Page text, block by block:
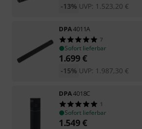
UVP: 1.523,20 €
-13%
DPA4011A
7
Sofort lieferbar
1.699€
UVP: 1.987,30 €
-15%
DPA4018C
1
Sofort lieferbar
1.549€